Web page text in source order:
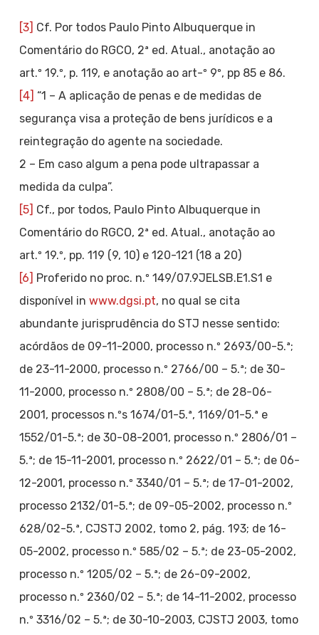
[3] Cf. Por todos Paulo Pinto Albuquerque in
Comentário do RGCO, 2ª ed. Atual., anotação ao
art.º 19.º, p. 119, e anotação ao art-º 9º, pp 85 e 86.
[4] “1 – A aplicação de penas e de medidas de
segurança visa a proteção de bens jurídicos e a
reintegração do agente na sociedade.
2 – Em caso algum a pena pode ultrapassar a
medida da culpa”.
[5] Cf., por todos, Paulo Pinto Albuquerque in
Comentário do RGCO, 2ª ed. Atual., anotação ao
art.º 19.º, pp. 119 (9, 10) e 120-121 (18 a 20)
[6] Proferido no proc. n.º 149/07.9JELSB.E1.S1 e
disponível in www.dgsi.pt, no qual se cita
abundante jurisprudência do STJ nesse sentido:
acórdãos de 09-11-2000, processo n.º 2693/00-5.ª;
de 23-11-2000, processo n.º 2766/00 – 5.ª; de 30-
11-2000, processo n.º 2808/00 – 5.ª; de 28-06-
2001, processos n.ºs 1674/01-5.ª, 1169/01-5.ª e
1552/01-5.ª; de 30-08-2001, processo n.º 2806/01 –
5.ª; de 15-11-2001, processo n.º 2622/01 – 5.ª; de 06-
12-2001, processo n.º 3340/01 – 5.ª; de 17-01-2002,
processo 2132/01-5.ª; de 09-05-2002, processo n.º
628/02-5.ª, CJSTJ 2002, tomo 2, pág. 193; de 16-
05-2002, processo n.º 585/02 – 5.ª; de 23-05-2002,
processo n.º 1205/02 – 5.ª; de 26-09-2002,
processo n.º 2360/02 – 5.ª; de 14-11-2002, processo
n.º 3316/02 – 5.ª; de 30-10-2003, CJSTJ 2003, tomo